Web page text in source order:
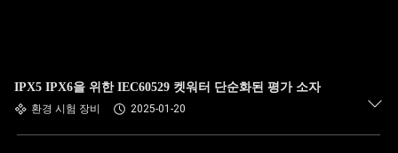
IPX5 IPX6을 위한 IEC60529 켓워터 단순화된 평가 소자
환경 시험 장비 2025-01-20